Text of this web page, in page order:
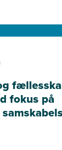
fokus på